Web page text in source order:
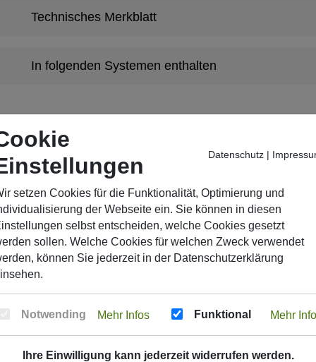
Technisches Merkblatt
In folgenden Systemen enthalten
zum Anwendungsbereich
Datenschutz
setzen Cookies für die Funktionalität, Optimierung und
der Webseite ein. Sie können in diesen
selbst entscheiden, welche Cookies gesetzt
sollen. Welche Cookies für welchen Zweck verwendet
können Sie jederzeit in der Datenschutzerklärung
Notwending Mehr Infos Funktional Mehr
Ihre Einwilligung kann jederzeit widerrufen werden.